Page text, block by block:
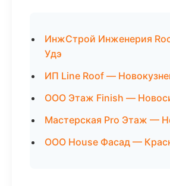
ИнжСтрой Инженерия
Удэ
ИП Line Roof —
ООО Этаж Finish —
Мастерская Pro Этаж —
ООО House Фасад —